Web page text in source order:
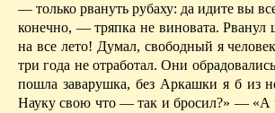
— только рвануть рубаху: да идите вы
конечно, — тряпка не виновата.
на все лето! Ду­мал, свободный я
три года не от­работал. Они
пошла заварушка, без Аркашки я б
Науку свою что — так и бросил?» — «А